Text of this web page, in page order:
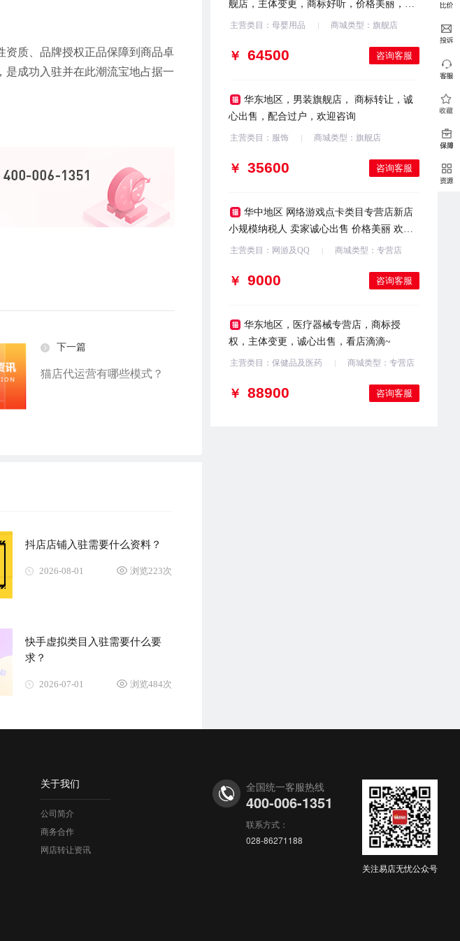
资质、品牌授权正品保障到商品卓
是成功入驻并在此潮流宝地占据一
下一篇
猫店代运营有哪些模式？
抖店店铺入驻需要什么资料？
2026-08-01 浏览223次
快手虚拟类目入驻需要什么要
求？
2026-07-01 浏览484次
舰店，主体变更，商标好听，价格美丽，欢
迎咨询
主营类目：母婴用品 商城类型：旗舰店
￥ 咨询客服
华东地区，男装旗舰店， 商标转让，诚
心出售，配合过户，欢迎咨询
主营类目：服饰 商城类型：旗舰店
￥ 咨询客服
华中地区 网络游戏点卡类目专营店新店
小规模纳税人 卖家诚心出售 价格美丽 欢迎
滴滴客服
主营类目：网游及QQ 商城类型：专营店
￥ 咨询客服
华东地区，医疗器械专营店，商标授
权，主体变更，诚心出售，看店滴滴~
主营类目：保健品及医药 商城类型：专营店
￥ 咨询客服
关于我们
公司简介
商务合作
网店转让资讯
全国统一客服热线
400-006-1351
联系方式：
028-86271188
关注易店无忧公众号